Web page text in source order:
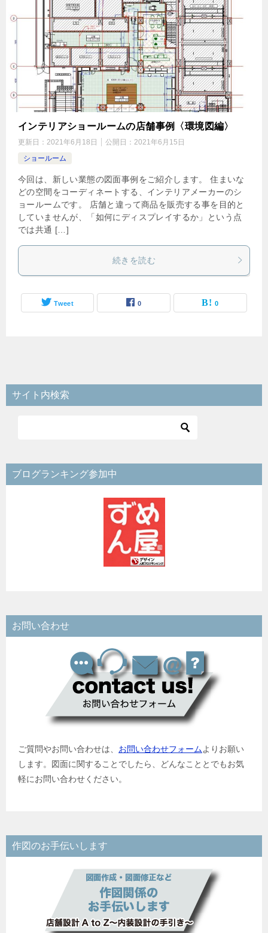
インテリアショールームの店舗事例〈環境図編〉
更新日： 2021年6月18日 公開日： 2021年6月15日
ショールーム
今回は、新しい業態の図面事例をご紹介します。 住まいな
どの空間をコーディネートする、インテリアメーカーのシ
ョールームです。 店舗と違って商品を販売する事を目的と
していませんが、「如何にディスプレイするか」という点
では共通 […]
続きを読む
Tweet 0 0
サイト内検索
ブログランキング参加中
お問い合わせ
ご質問やお問い合わせは、 お問い合わせフォームよりお願い
します。図面に関することでしたら、どんなこととでもお気
軽にお問い合わせください。
作図のお手伝いします